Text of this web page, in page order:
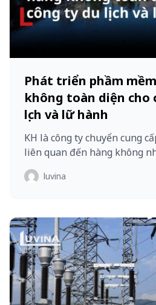
Phát triển phầm
không toàn diện cho
lịch và lữ hành​
KH là công ty chuyển cung
liên quan đến hàng không
luvina